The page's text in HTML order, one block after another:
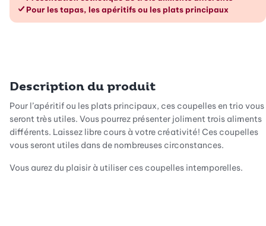
Pour les tapas, les apéritifs ou les plats principaux
Description du produit
Pour l’apéritif ou les plats principaux, ces coupelles en trio vous
seront très utiles. Vous pourrez présenter joliment trois aliments
différents. Laissez libre cours à votre créativité! Ces coupelles
vous seront utiles dans de nombreuses circonstances.
Vous aurez du plaisir à utiliser ces coupelles intemporelles.